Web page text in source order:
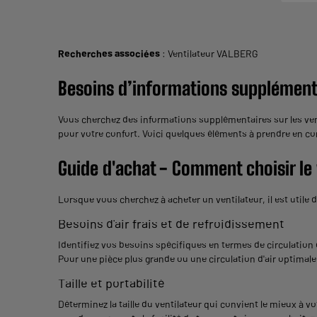
Recherches associées : Ventilateur VALBERG
Besoins d’informations
Vous cherchez des informations supplémentaires sur les
pour votre confort. Voici quelques éléments à prendre en
Guide d'achat - Comment choisir
Lorsque vous cherchez à acheter un ventilateur, il est
Besoins d'air frais et de refroidissement
Identifiez vos besoins spécifiques en termes de
Pour une pièce plus grande ou une circulation d'air
Taille et portabilité
Déterminez la taille du ventilateur qui convient le mieux à